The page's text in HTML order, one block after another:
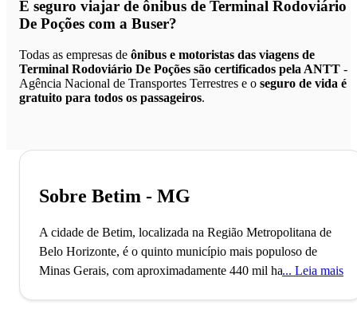
É seguro viajar de ônibus de Terminal Rodoviário
De Poções com a Buser?
Todas as empresas de ônibus e motoristas das viagens de
Terminal Rodoviário De Poções são certificados pela ANTT -
Agência Nacional de Transportes Terrestres e o seguro de vida é
gratuito para todos os passageiros.
Sobre Betim - MG
A cidade de Betim, localizada na Região Metropolitana de
Belo Horizonte, é o quinto município mais populoso de
Minas Gerais, com aproximadamente 440 mil habitantes. A
Leia mais